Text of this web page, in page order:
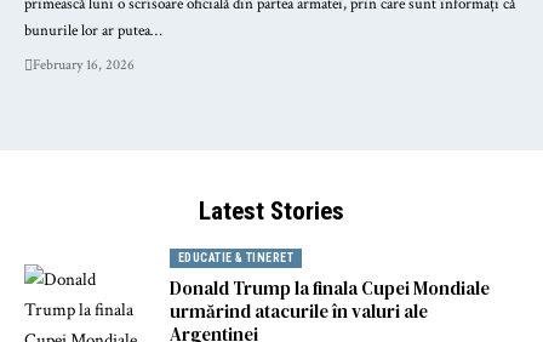
primească luni o scrisoare oficială din partea armatei, prin care sunt informați că
bunurile lor ar putea…
February 16, 2026
Latest Stories
EDUCATIE & TINERET
Donald Trump la finala Cupei Mondiale
urmărind atacurile în valuri ale
Argentinei